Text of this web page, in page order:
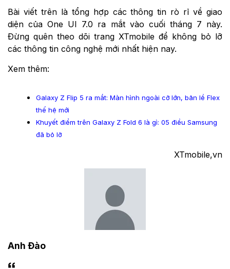
Bài viết trên là tổng hợp các thông tin rò rỉ về giao
diện của One UI 7.0 ra mắt vào cuối tháng 7 này.
Đừng quên theo dõi trang XTmobile để không bỏ lỡ
các thông tin công nghệ mới nhất hiện nay.
Xem thêm:
Galaxy Z Flip 5 ra mắt: Màn hình ngoài cỡ lớn, bản lề Flex
thế hệ mới
Khuyết điểm trên Galaxy Z Fold 6 là gì: 05 điều Samsung
đã bỏ lỡ
XTmobile,vn
Anh Đào